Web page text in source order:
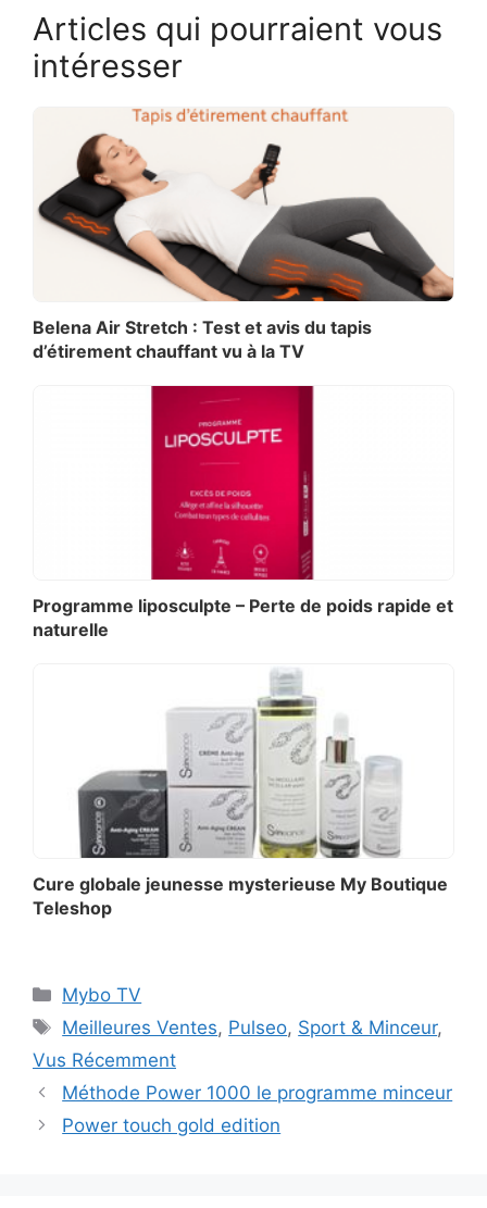
Articles qui pourraient vous
intéresser
Belena Air Stretch : Test et avis du tapis
d’étirement chauffant vu à la TV
Programme liposculpte – Perte de poids rapide et
naturelle
Cure globale jeunesse mysterieuse My Boutique
Teleshop
Catégories
Mybo TV
Étiquettes
Meilleures Ventes, Pulseo, Sport & Minceur,
Vus Récemment
Méthode Power 1000 le programme minceur
Power touch gold edition